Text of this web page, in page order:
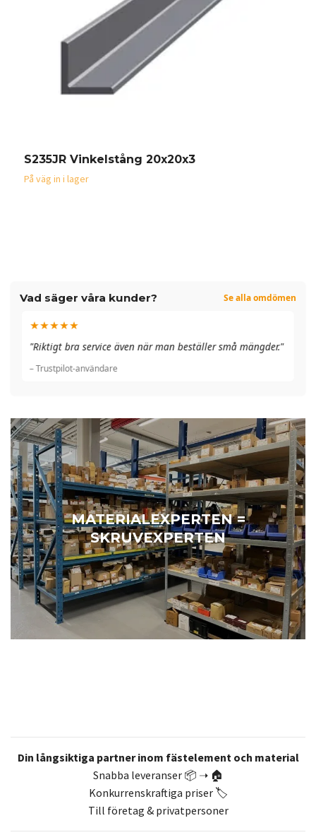
Vad säger våra kunder? Se alla omdömen
★★★★★
"Riktigt bra service även när man beställer små mängder."
– Trustpilot-användare
MATERIALEXPERTEN =
SKRUVEXPERTEN
Din långsiktiga partner inom fästelement och material
Snabba leveranser 📦 ➝ 🏠
Konkurrenskraftiga priser 🏷️
Till företag & privatpersoner
S235JR Vinkelstång 20x20x3
På väg in i lager